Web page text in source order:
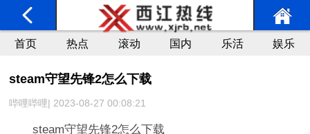
首页 热点 滚动 国内 乐活 娱乐
steam守望先锋2怎么下载
哔哩哔哩| 2023-08-27 00:08:21
steam守望先锋2怎么下载